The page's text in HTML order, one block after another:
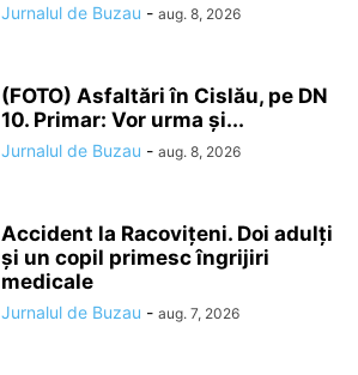
Jurnalul de Buzau - aug. 8, 2026
(FOTO) Asfaltări în Cislău, pe DN
10. Primar: Vor urma și...
Jurnalul de Buzau - aug. 8, 2026
Accident la Racovițeni. Doi adulți
și un copil primesc îngrijiri
medicale
Jurnalul de Buzau - aug. 7, 2026